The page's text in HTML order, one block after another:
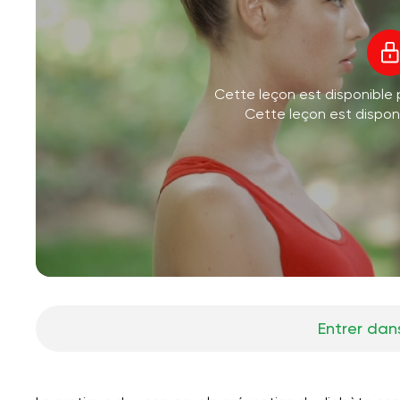
Cette leçon est disponible
Cette leçon est
Entrer